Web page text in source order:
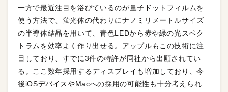
一方で最近注目を浴びているのが量子ドットフィルムを
使う方法で、蛍光体の代わりにナノミリメートルサイズ
の半導体結晶を用いて、青色LEDから赤や緑の光スペク
トラムを効率よく作り出せる。アップルもこの技術に注
目しており、すでに3件の特許が同社から出願されてい
る。ここ数年採用するディスプレイも増加しており、今
後iOSデバイスやMacへの採用の可能性も十分考えられ